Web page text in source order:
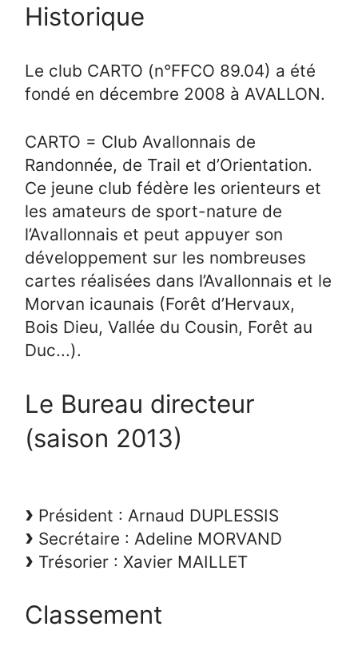
Historique
Le club CARTO (n°FFCO 89.04) a été
fondé en décembre 2008 à AVALLON.
CARTO = Club Avallonnais de
Randonnée, de Trail et d’Orientation.
Ce jeune club fédère les orienteurs et
les amateurs de sport-nature de
l’Avallonnais et peut appuyer son
développement sur les nombreuses
cartes réalisées dans l’Avallonnais et le
Morvan icaunais (Forêt d’Hervaux,
Bois Dieu, Vallée du Cousin, Forêt au
Duc...).
Le Bureau directeur
(saison 2013)
Président : Arnaud DUPLESSIS
Secrétaire : Adeline MORVAND
Trésorier : Xavier MAILLET
Classement